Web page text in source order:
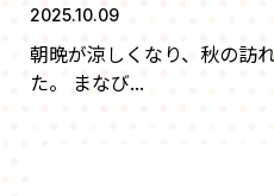
2025.10.09
朝晩が涼しくなり、秋の訪
た。 まなび...